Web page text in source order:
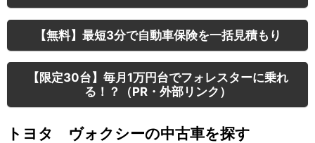
【無料】最短3分で自動車保険を一括見積もり
【限定30台】毎月1万円台でフォレスターに乗れ
る！？（PR・外部リンク）
トヨタ ヴォクシーの中古車を探す